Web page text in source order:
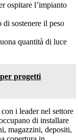
ospitare l’impianto
di sostenere il peso
quantità di luce
progetti
i leader nel settore
di installare
magazzini, depositi,